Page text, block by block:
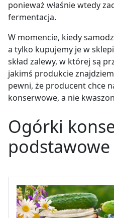
ponieważ właśnie wtedy
fermentacja.
W momencie, kiedy
a tylko kupujemy je w
skład zalewy, w której są
jakimś produkcie
pewni, że producent chce
konserwowe, a nie
Ogórki